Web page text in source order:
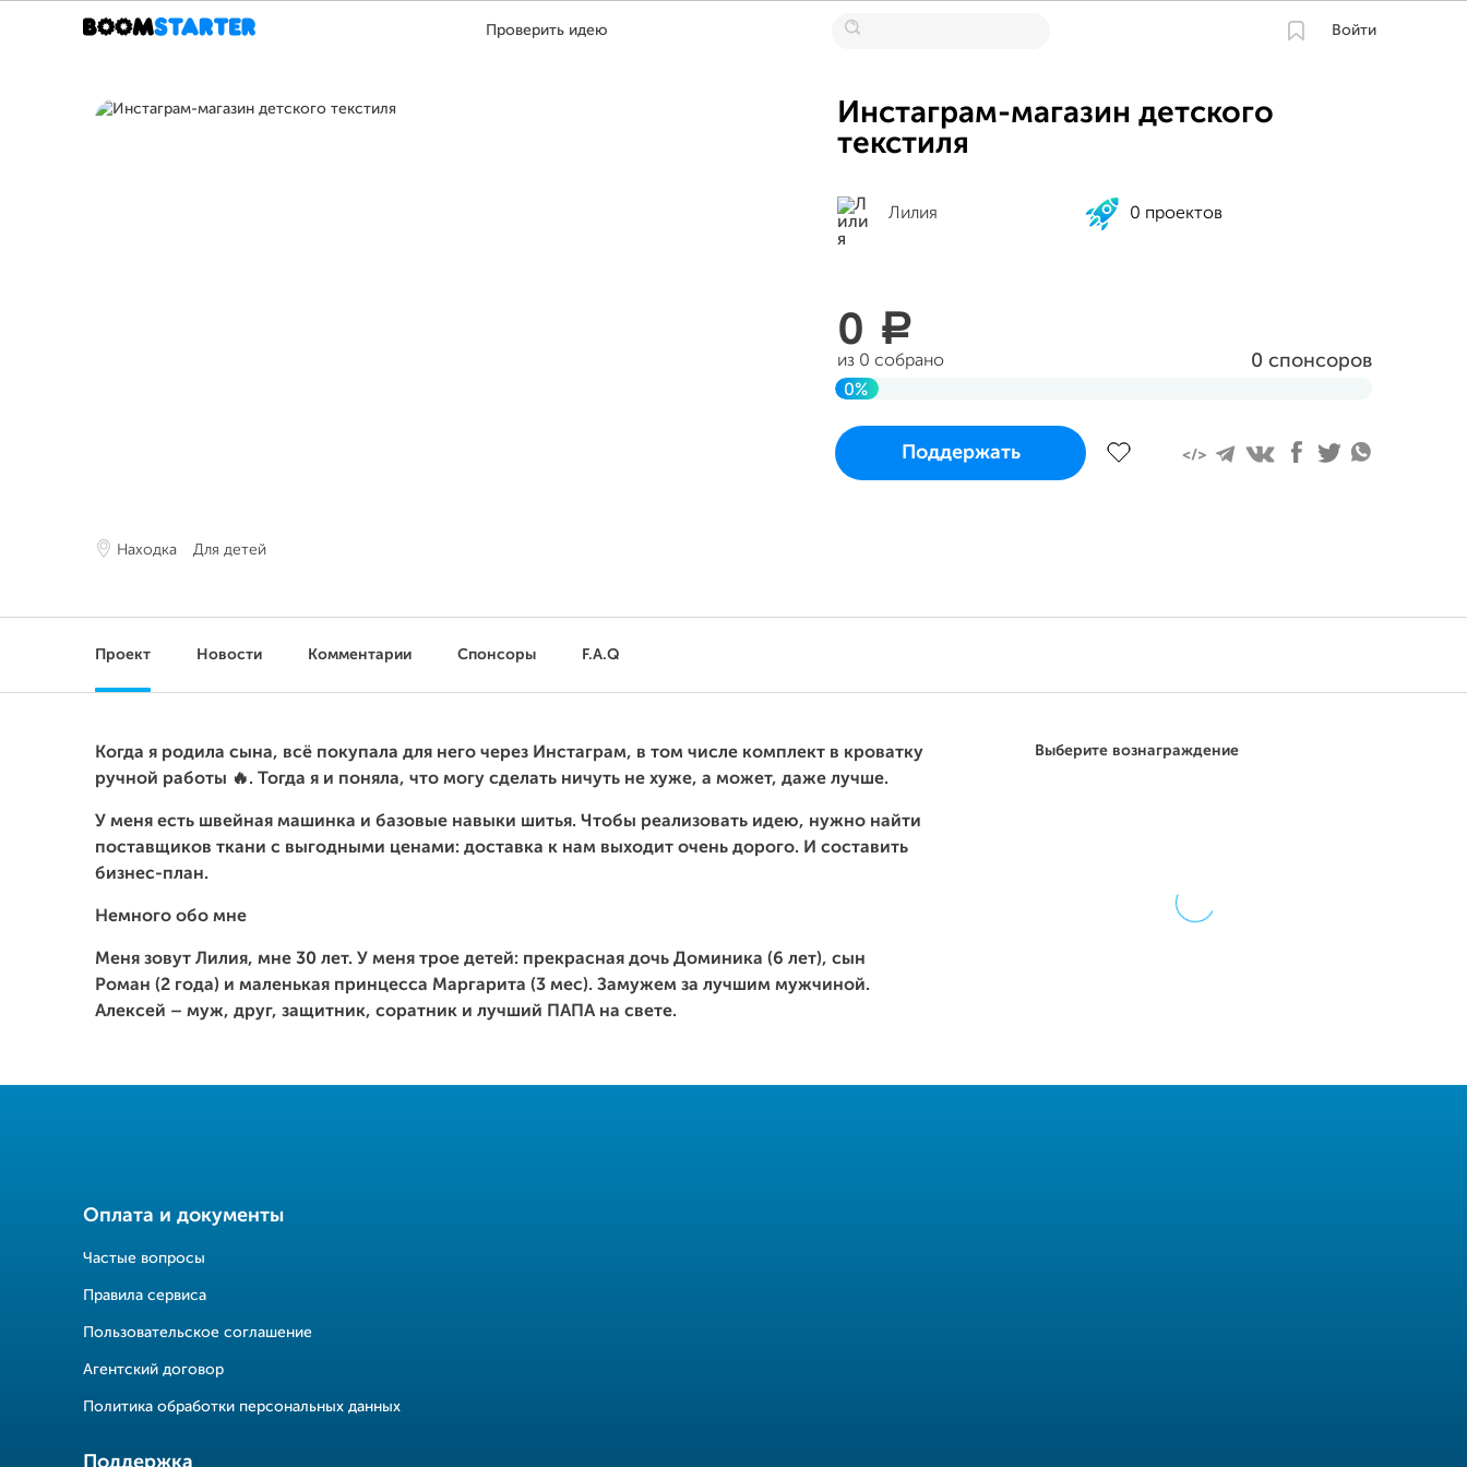
Проверить идею Войти
Находка Для детей
Инстаграм-магазин детского
текстиля
Лилия 0 проектов
0 a
из 0 собрано 0 спонсоров
0%
Проект начался и завершится
в среду 19 июля 2023 в 14:00 MSK
Поддержать
Проект Новости Комментарии Спонсоры F.A.Q
Выберите вознаграждение
Когда я родила сына, всё покупала для него через Инстаграм, в том числе комплект в кроватку
ручной работы 🔥. Тогда я и поняла, что могу сделать ничуть не хуже, а может, даже лучше.
У меня есть швейная машинка и базовые навыки шитья. Ч тобы реализовать идею, нужно найти
поставщиков ткани с выгодными ценами: доставка к нам выходит очень дорого. И составить
бизнес-план.
Немного обо мне
Меня зовут Лилия, мне 30 лет. У меня трое детей: прекрасная дочь Доминика (6 лет), сын
Роман (2 года) и маленькая принцесса Маргарита (3 мес). Замужем за лучшим мужчиной.
Алексей – муж, друг, защитник, соратник и лучший ПАПА на свете.
Оплата и документы
Частые вопросы
Правила сервиса
Пользовательское соглашение
Агентский договор
Политика обработки персональных данных
Поддержка